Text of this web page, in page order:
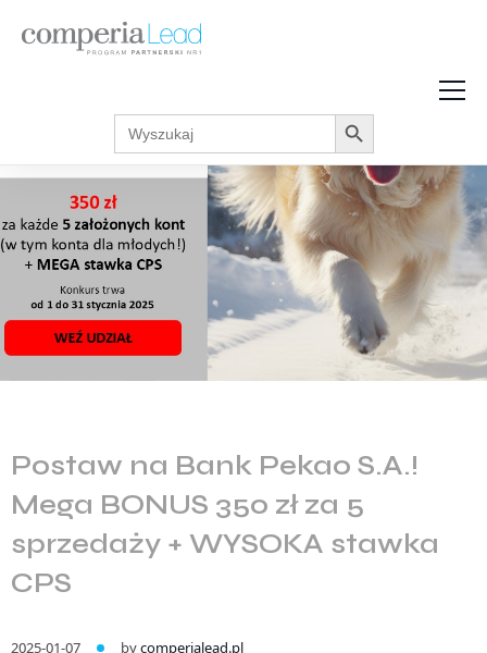
Strefa Wiedzy
Podcasty
Zarabiaj w internecie
Akcje promocyjne
Regulaminy
Search
for:
Search Button
Postaw na Bank Pekao S.A.!
Mega BONUS 350 zł za 5
sprzedaży + WYSOKA stawka
CPS
2025-01-07 bycomperialead.pl